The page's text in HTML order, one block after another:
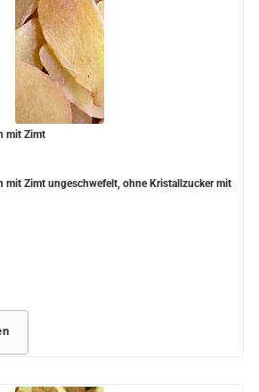
mit Zimt
mit Zimt ungeschwefelt, ohne Kristallzucker mit